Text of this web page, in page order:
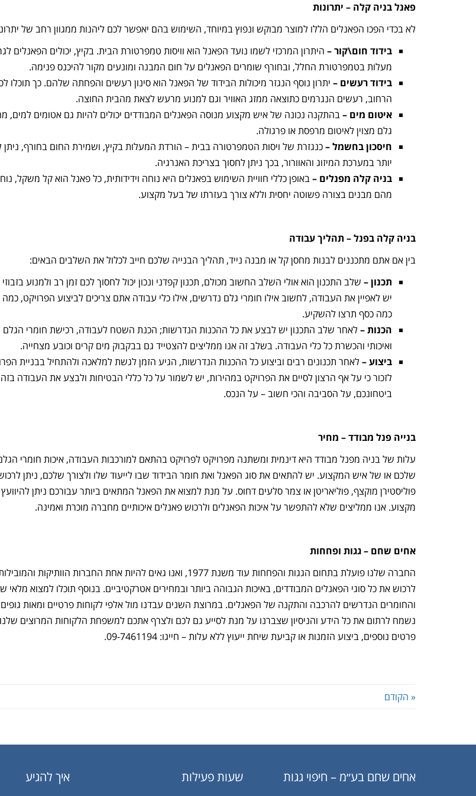
פאנל בניה קלה – יתרונות
לא בכדי הפכו הפאנלים הללו למוצר מבוקש ונפוץ במיוחד, השימוש בהם יאפשר לכם ליהנות ממגוון רחב של
בידוד חום\קור –
מעלות בטמפרטורת החלל, ובחורף שומרים הפאנלים על חום המבנה ומונעים מקור להיכנס פנימה.
בידוד רעשים – יתרון נוסף הנגזר מיכולות הבידוד של הפאנל הוא סינון רעשים והפחתה שלהם. כך תוכלו
הרחוב, רעשים הנגרמים כתוצאה ממזג האוויר וגם למנוע מרעש לצאת מהבית החוצה.
איטום מים –בהתקנה נכונה של איש מקצוע מנוסה הפאנלים המבודדים יכולים להיות גם אטומים למים,
גלם מצוין לאיטום מרפסת או פרגולה.
חיסכון בחשמל –כנגזרת של ויסות הטמפרטורה בבית – הורדת המעלות בקיץ, ושמירת החום בחורף,
יותר במערכת המיזוג והאוורור, בכך ניתן לחסוך בצריכת האנרגיה.
בניה קלה מפנלים –באופן כללי חוויית השימוש בפאנלים היא נוחה וידידותית, כל פאנל הוא קל משקל, נוח
מהם מבנים בצורה פשוטה יחסית וללא צורך בעזרתו של בעל מקצוע.
בניה קלה בפנל – תהליך עבודה
בין אם אתם מתכננים לבנות מחסן קל או מבנה נייד, תהליך הבנייה שלכם חייב לכלול את השלבים הבאים:
תכנון – שלב התכנון הוא אולי השלב החשוב מכולם, תכנון קפדני ונכון יכול לחסוך לכם זמן רב ולמנוע
יש לאפיין את העבודה, לחשוב אילו חומרי גלם נדרשים, אילו כלי עבודה אתם צריכים לביצוע הפרויקט, כמה
כמה כסף תרצו להשקיע.
הכנות –לאחר שלב התכנון יש לבצע את כל ההכנות הנדרשות; הכנת השטח לעבודה, רכישת חומרי הגלם
ואיכותי והכשרת כל כלי העבודה. בשלב זה אנו ממליצים להצטייד גם בבקבוק מים קרים וכובע מצחייה.
ביצוע –לאחר תכנונים רבים וביצוע כל ההכנות הנדרשות, הגיע הזמן לגשת למלאכה ולהתחיל בבניית
לזכור כי על אף הרצון לסיים את הפרויקט במהירות, יש לשמור על כל כללי הבטיחות ולבצע את העבודה
ביטחונכם, על הסביבה והכי חשוב – על הנכס.
בנייה פנל מבודד – מחיר
עלות של בניה מפנל מבודד היא דינמית ומשתנה מפרויקט לפרויקט בהתאם למורכבות העבודה, איכות חומרי
שלכם או של איש המקצוע. יש להתאים את סוג הפאנל ואת חומר הבידוד שבו לייעוד שלו ולצורך שלכם, ניתן
פוליסטירן מוקצף, פוליאריטן או צמר סלעים דחוס. על מנת למצוא את הפאנל המתאים ביותר עבורכם ניתן
מקצוע. אנו ממליצים שלא להתפשר על איכות הפאנלים ולרכוש פאנלים איכותיים מחברה מוכרת ואמינה.
אחים שחם – גגות ופחחות
החברה שלנו פועלת בתחום הגגות והפחחות עוד משנת 1977, ואנו גאים להיות אחת החברות
לרכוש את כל סוגי הפאנלים המבודדים, באיכות הגבוהה ביותר ובמחירים אטרקטיביים. בנוסף תוכלו למצוא מלאי
והחומרים הנדרשים להרכבה והתקנה של הפאנלים. במרוצת השנים עבדנו מול אלפי לקוחות פרטיים ומאות גופים
נשמח לרתום את כל הידע והניסיון שצברנו על מנת לסייע גם לכם ולצרף אתכם למשפחת הלקוחות המרוצים
פרטים נוספים, ביצוע הזמנות או קביעת שיחת ייעוץ ללא עלות – חייגו: 09-7461194.
« הקודם
אחים שחם בע״מ – חיפוי גגות שעות פעילות איך להגיע